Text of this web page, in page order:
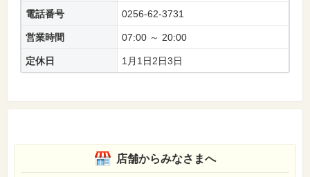
電話番号 0256-62-3731
営業時間 07:00 ～ 20:00
定休日 1月1日2日3日
店舗からみなさまへ